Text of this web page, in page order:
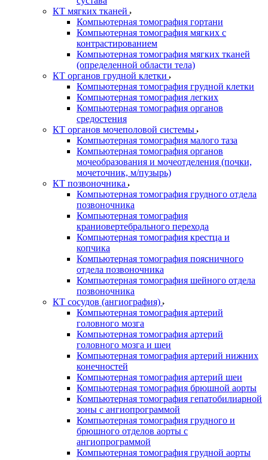
КТ мягких тканей
Компьютерная томография гортани
Компьютерная томография мягких с
контрастированием
Компьютерная томография мягких тканей
(определенной области тела)
КТ органов грудной клетки
Компьютерная томография грудной клетки
Компьютерная томография легких
Компьютерная томография органов
средостения
КТ органов мочеполовой системы
Компьютерная томография малого таза
Компьютерная томография органов
мочеобразования и мочеотделения (почки,
мочеточник, м/пузырь)
КТ позвоночника
Компьютерная томография грудного отдела
позвоночника
Компьютерная томография
краниовертебрального перехода
Компьютерная томография крестца и
копчика
Компьютерная томография поясничного
отдела позвоночника
Компьютерная томография шейного отдела
позвоночника
КТ сосудов (ангиография)
Компьютерная томография артерий
головного мозга
Компьютерная томография артерий
головного мозга и шеи
Компьютерная томография артерий нижних
конечностей
Компьютерная томография артерий шеи
Компьютерная томография брюшной аорты
Компьютерная томография гепатобилиарной
зоны с ангиопрограммой
Компьютерная томография грудного и
брюшного отделов аорты с
ангиопрограммой
Компьютерная томография грудной аорты